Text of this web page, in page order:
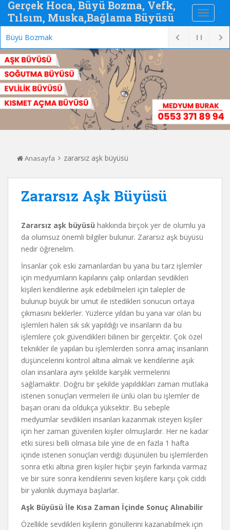
Gerçek Hoca, Büyü Bozma, Vefk,
Tılsım, Muska,Bağlama Büyüsü
Büyü Bozmak
Anasayfa zararsız aşk büyüsü
Zararsız Aşk Büyüsü
Zararsız aşk büyüsü hakkında birçok yer de olumlu ya
da olumsuz önemli bilgiler bulunur. Zararsız aşk büyüsü
nedir öğrenelim.
İnsanlar çok eski zamanlardan bu yana bu tarz işlemler
için medyumların kapılarını çalıp onlardan sevdikleri
kişileri kendilerine aşık edebilmeleri için talepler de
bulunup büyük bir umut ile istedikleri sonucun ortaya
çıkmasını beklerler. Yüzlerce yıldan bu yana var olan bu
işlemleri halen sık sık yapıldığı ve insanların da bu
işlemlere çok güvendikleri bilinen bir gerçektir. Çok özel
teknikler ile yapılan bu işlemlerden sonra amaç insanların
düşüncelerini kontrol altına almak ve kendilerine aşık
olan insanlara aynı şekilde karşılık vermelerini
sağlamaktır. Doğru bir şekilde yapıldıkları zaman mutlaka
istenen sonuçları vermeleri ile ünlü olan bu işlemler de
başarı oranı da oldukça yüksektir. Bu sebeple
medyumlar sevdikleri insanları kazanmak isteyen kişiler
için her zaman güvenilen kişiler olmuşlardır. Her ne kadar
etki süresi belli olmasa bile yine de en fazla 1 hafta
içinde istenen sonuçları verdiği düşünülen bu işlemlerden
sonra etki altına giren kişiler hiçbir şeyin farkında varmaz
ve bir süre sonra kendilerini seven kişilere karşı çok ciddi
bir yakınlık duymaya başlarlar.
Aşk Büyüsü İle Kısa Zaman İçinde Sonuç Alınabilir
Özellikle sevdikleri kişilerin gönüllerini kazanabilmek için